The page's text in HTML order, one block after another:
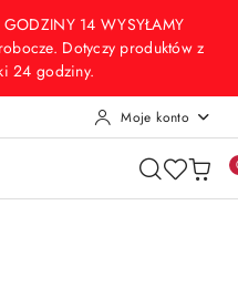
14 WYSYŁAMY
Dotyczy produktów z
24 godziny.
Moje konto